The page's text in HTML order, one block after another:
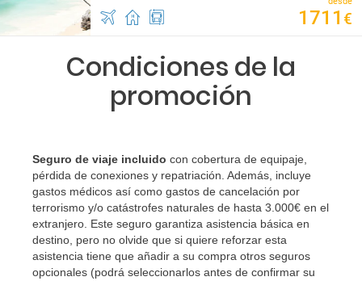
1711 €
Condiciones de la
promoción
Seguro de viaje incluido con cobertura de equipaje,
pérdida de conexiones y repatriación. Además, incluye
gastos médicos así como gastos de cancelación por
terrorismo y/o catástrofes naturales de hasta 3.000€ en el
extranjero. Este seguro garantiza asistencia básica en
destino, pero no olvide que si quiere reforzar esta
asistencia tiene que añadir a su compra otros seguros
opcionales (podrá seleccionarlos antes de confirmar su